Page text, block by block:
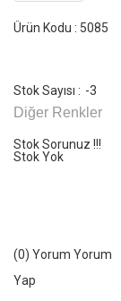
Ürün Kodu : 5085
Stok Sayısı : -3
Diğer Renkler
Stok Sorunuz !!!
Stok Yok
(0) Yorum Yorum
Yap